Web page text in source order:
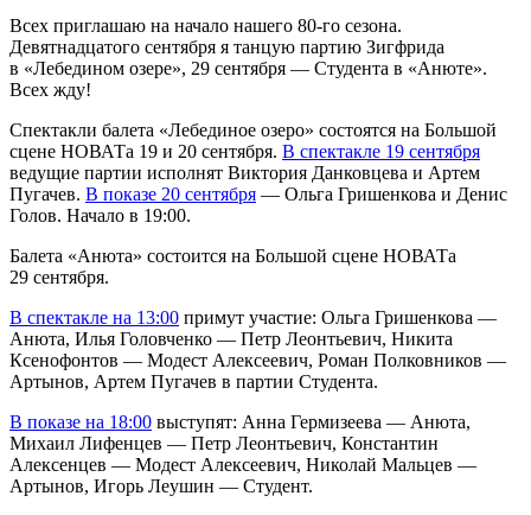
Всех приглашаю на начало нашего 80-го сезона.
Девятнадцатого сентября я танцую партию Зигфрида
в «Лебедином озере», 29 сентября — Студента в «Анюте».
Всех жду!
Спектакли балета «Лебединое озеро» состоятся на Большой
сцене НОВАТа 19 и 20 сентября. В спектакле 19 сентября
ведущие партии исполнят Виктория Данковцева и Артем
Пугачев. В показе 20 сентября — Ольга Гришенкова и Денис
Голов. Начало в 19:00.
Балета «Анюта» состоится на Большой сцене НОВАТа
29 сентября.
В спектакле на 13:00 примут участие: Ольга Гришенкова —
Анюта, Илья Головченко — Петр Леонтьевич, Никита
Ксенофонтов — Модест Алексеевич, Роман Полковников —
Артынов, Артем Пугачев в партии Студента.
В показе на 18:00 выступят: Анна Гермизеева — Анюта,
Михаил Лифенцев — Петр Леонтьевич, Константин
Алексенцев — Модест Алексеевич, Николай Мальцев —
Артынов, Игорь Леушин — Студент.